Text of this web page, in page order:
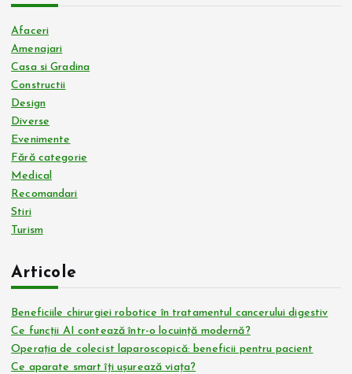
Afaceri
Amenajari
Casa si Gradina
Constructii
Design
Diverse
Evenimente
Fără categorie
Medical
Recomandari
Stiri
Turism
Articole
Beneficiile chirurgiei robotice în tratamentul cancerului digestiv
Ce funcții AI contează într-o locuință modernă?
Operația de colecist laparoscopică: beneficii pentru pacient
Ce aparate smart îți ușurează viața?